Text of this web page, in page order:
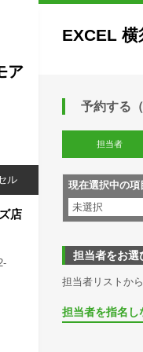
EXCEL
予約する
担当者
現在選択中の項
未選択
担当者をお選
担当者リストか
担当者を指名し
ア
ル
店